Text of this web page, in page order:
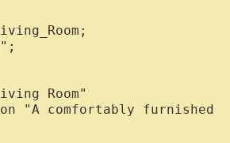
Room"
"A comfortably furnished